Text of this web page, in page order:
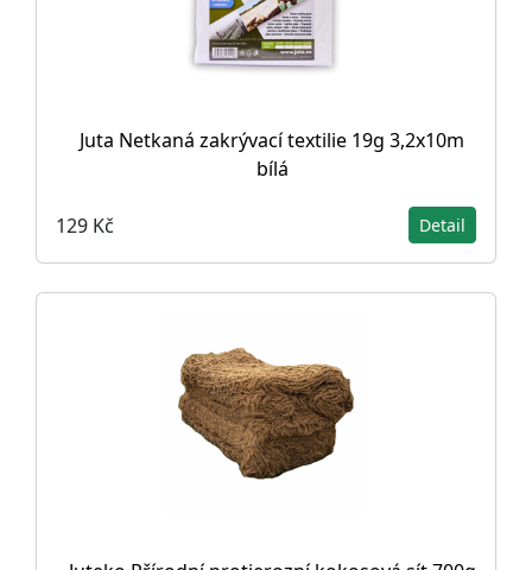
Juta Netkaná zakrývací textilie 19g 3,2x10m
bílá
129 Kč Detail